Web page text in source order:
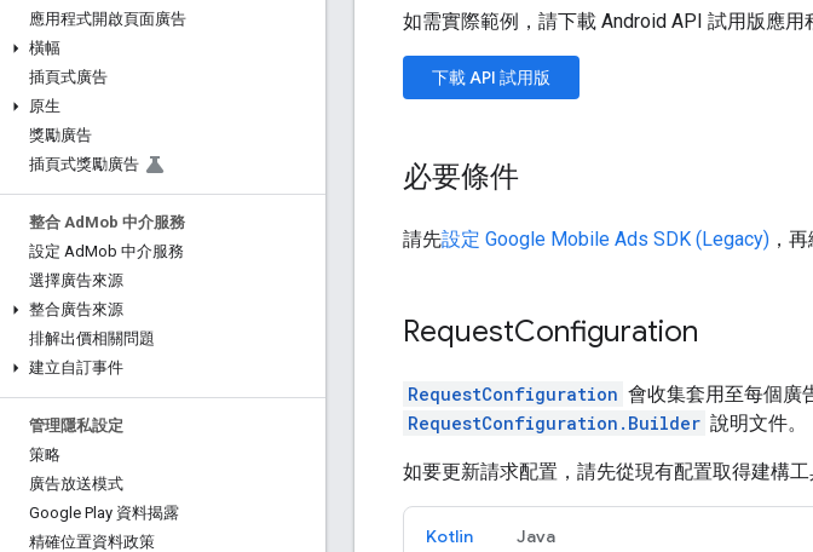
應用程式開啟頁面廣告
橫幅
插頁式廣告
原生
獎勵廣告
插頁式獎勵廣告
整合 Ad Mob 中介服務
設定 AdMob 中介服務
選擇廣告來源
整合廣告來源
排解出價相關問題
建立自訂事件
管理隱私設定
策略
廣告放送模式
Google Play 資料揭露
精確位置資料政策
如需實際範例，請下載 Android API 試用版應用
下載 API 試用版
必要條件
請先設定 Google Mobile Ads SDK (Legacy) ，
RequestConfiguration
RequestConfiguration 會收集套用至每個廣
RequestConfiguration.Builder 說明文件。
如要更新請求配置，請先從現有配置取得建構
Kotlin Java